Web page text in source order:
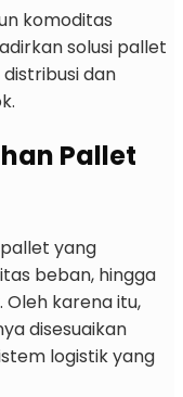
komoditas
solusi pallet
dan
Pallet
yang
beban, hingga
karena itu,
disesuaikan
logistik yang